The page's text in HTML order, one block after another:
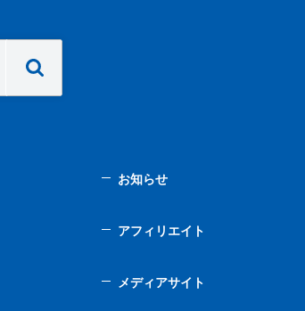
お知らせ
アフィリエイト
メディアサイト